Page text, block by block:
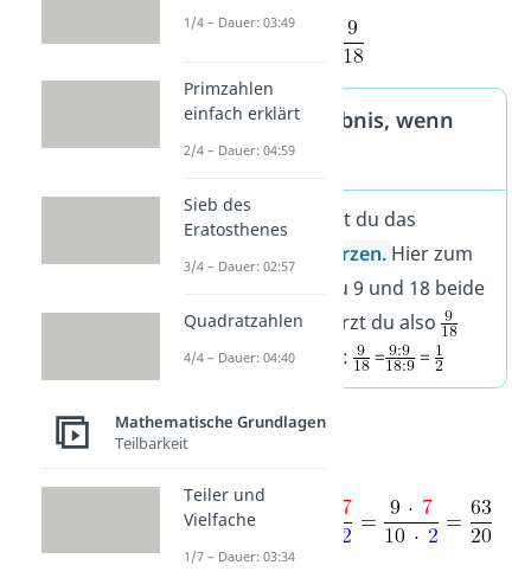
Kürze das Ergebnis, wenn
möglich
Manchmal, kannst du das
kürzen. Hier zum
Beispiel kannst du 9 und 18 beide
durch 9 teilen. Kürzt du also
mit 9, erhältst du:
= =
Weitere Beispiele:
1/4 – Dauer: 03:49
Primzahlen
einfach erklärt
2/4 – Dauer: 04:59
Sieb des
Eratosthenes
3/4 – Dauer: 02:57
Quadratzahlen
4/4 – Dauer: 04:40
Mathematische Grundlagen
Teilbarkeit
Teiler und
Vielfache
1/7 – Dauer: 03:34